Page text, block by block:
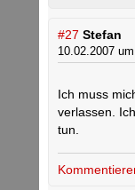
#27 Stefan
10.02.2007
Ich muss
verlassen.
tun.